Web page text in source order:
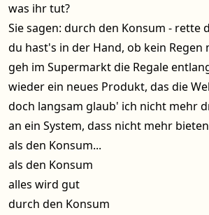
was ihr tut?
Sie sagen: durch den Konsum - rette
du hast's in der Hand, ob kein Regen
geh im Supermarkt die Regale
wieder ein neues Produkt, das die
doch langsam glaub' ich nicht mehr
an ein System, dass nicht mehr
als den Konsum...
als den Konsum
alles wird gut
durch den Konsum